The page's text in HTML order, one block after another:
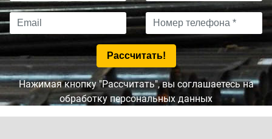
Нажимая кнопку "Рассчитать", вы соглашаетесь на
обработку персональных данных